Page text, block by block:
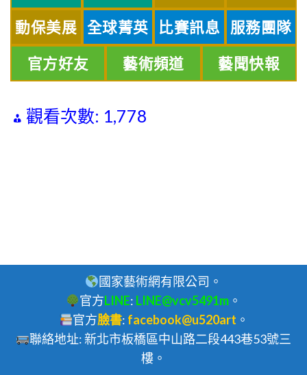
動保美展 全球菁英 比賽訊息 服務團隊
官方好友 藝術頻道 藝聞快報
觀看次數: 1,778
國家藝術網有限公司。
官方LINE: LINE@vcv5491m 。
官方臉書: facebook@u520art 。
聯絡地址: 新北市板橋區中山路二段443巷53號三
樓。